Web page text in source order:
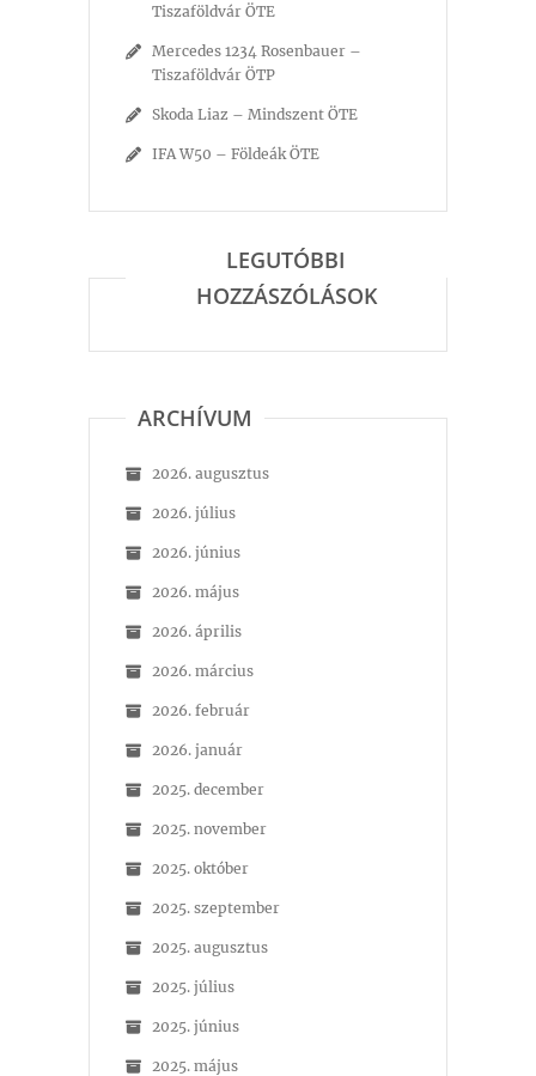
Tiszaföldvár ÖTE
Mercedes 1234 Rosenbauer –
Tiszaföldvár ÖTP
Skoda Liaz – Mindszent ÖTE
IFA W50 – Földeák ÖTE
LEGUTÓBBI
HOZZÁSZÓLÁSOK
ARCHÍVUM
2026. augusztus
2026. július
2026. június
2026. május
2026. április
2026. március
2026. február
2026. január
2025. december
2025. november
2025. október
2025. szeptember
2025. augusztus
2025. július
2025. június
2025. május